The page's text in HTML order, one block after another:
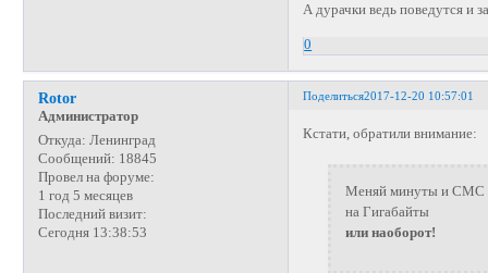
А дурачки ведь поведутся и
0
Поделиться2017-12-20 10:57:01
Rotor
Администратор
Откуда: Ленинград
Сообщений: 18845
Провел на форуме:
1 год 5 месяцев
Последний визит:
Сегодня 13:38:53
Кстати, обратили внимание:
Меняй минуты и СМС
на Гигабайты
или наоборот!